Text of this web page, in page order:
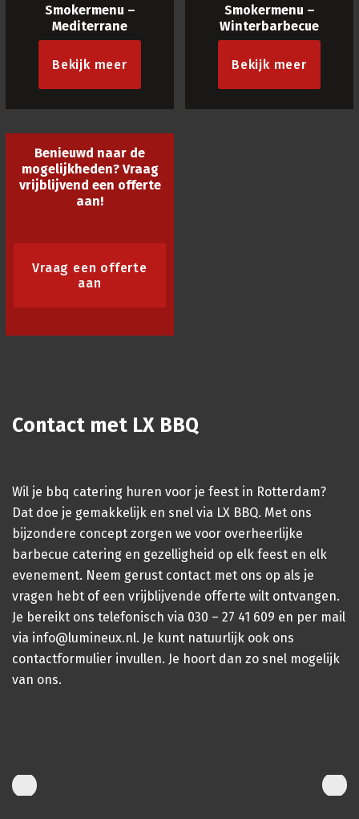
Smokermenu –
Mediterrane
Bekijk meer
Smokermenu –
Winterbarbecue
Bekijk meer
Benieuwd naar de
mogelijkheden? Vraag
vrijblijvend een offerte
aan!
Vraag een offerte
aan
Contact met LX BBQ
Wil je bbq catering huren voor je feest in Rotterdam?
Dat doe je gemakkelijk en snel via LX BBQ. Met ons
bijzondere concept zorgen we voor overheerlijke
barbecue catering en gezelligheid op elk feest en elk
evenement. Neem gerust contact met ons op als je
vragen hebt of een vrijblijvende offerte wilt ontvangen.
Je bereikt ons telefonisch via 030 – 27 41 609 en per mail
via info@lumineux.nl. Je kunt natuurlijk ook ons
contactformulier invullen. Je hoort dan zo snel mogelijk
van ons.